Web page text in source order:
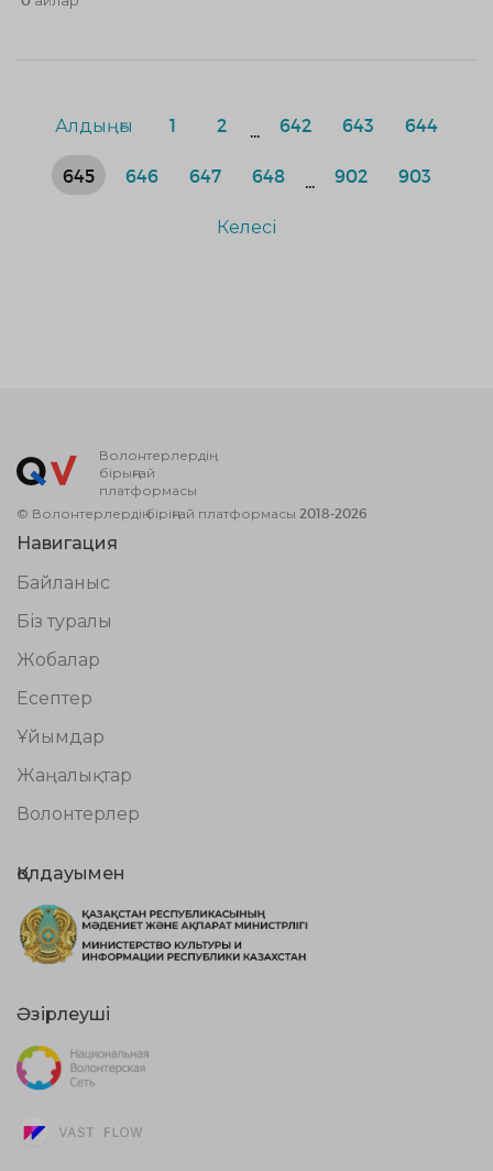
Алдыңғы 1 2 642 643 644
645 646 647 648 902 903
Келесі
Волонтерлердің
бірыңғай
платформасы
© Волонтерлердің біріңғай платформасы 2018-2026
Навигация
Байланыс
Біз туралы
Жобалар
Есептер
Ұйымдар
Жаңалықтар
Волонтерлер
Қолдауымен
Әзірлеуші